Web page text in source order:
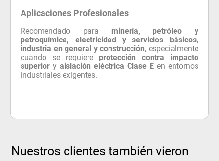
Aplicaciones Profesionales
Recomendado para minería, petróleo y
petroquímica, electricidad y servicios básicos,
industria en general y construcción, especialmente
cuando se requiere protección contra impacto
superior yaislación eléctrica Clase Een entornos
industriales exigentes.
Nuestros clientes también vieron